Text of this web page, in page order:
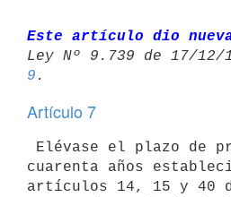
Este artículo dio
Ley Nº 9.739 de 17/
9
Artículo 7
cuarenta años
artículos 14, 15 y 40